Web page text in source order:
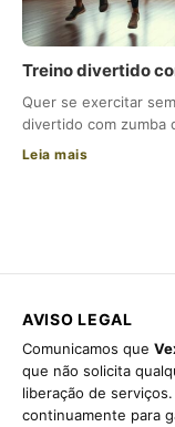
Treino divertido
Quer se exercitar
divertido com zumba
Leia mais
AVISO LEGAL
Comunicamos que
que não solicita
liberação de
continuamente para